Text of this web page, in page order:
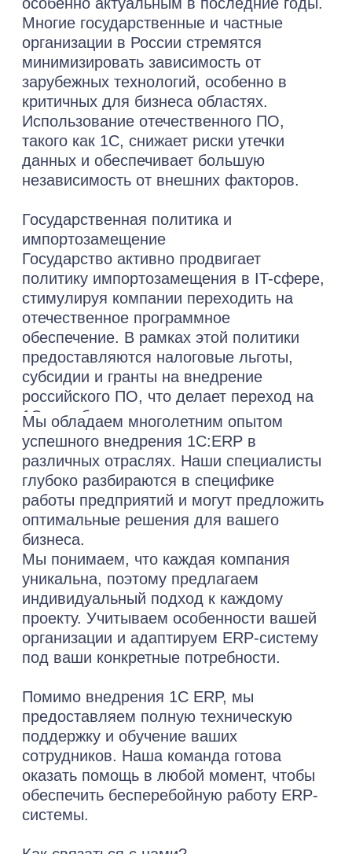
все успешно реализованные
проекты нашей команды
Изучить больше проектов
Какая услуга вам нужна?
Я принимаю условияПолитики
Получите бесплатную
консультацию
по автоматизации
через 1 час
от наших
специалистов
Оставить заявку
Бесплатная консультация